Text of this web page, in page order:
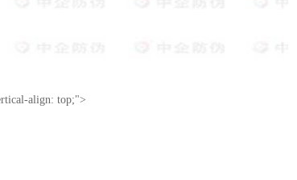
align: top;">